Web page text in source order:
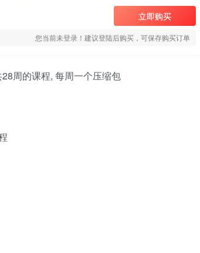
立即购买
您当前未登录！建议登陆后购买，可保存购买订单
周的课程, 每周一个压缩包